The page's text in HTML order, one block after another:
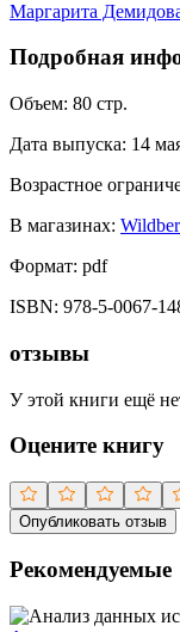
Маргарита
Подробная
Объем: 80 стр.
Дата выпуска: 14
Возрастное
В магазинах:
Формат: pdf
ISBN: 978-5-0067-
отзывы
У этой книги ещё
Оцените книгу
Опубликовать отзыв
Рекомендуемые